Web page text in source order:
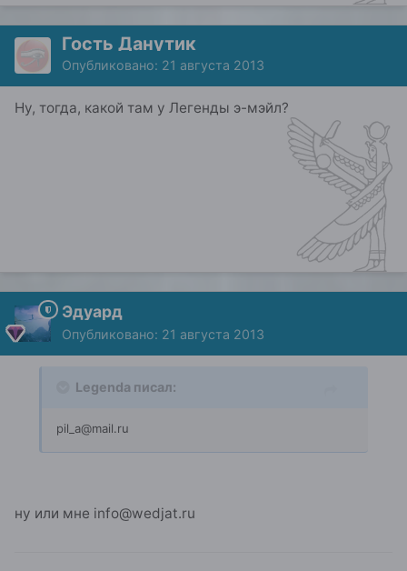
Гость Данутик
Опубликовано: 21 августа 2013
Ну, тогда, какой там у Легенды э-мэйл?
Эдуард
Опубликовано: 21 августа 2013
Legenda писал:
pil_a@mail.ru
ну или мне info@wedjat.ru